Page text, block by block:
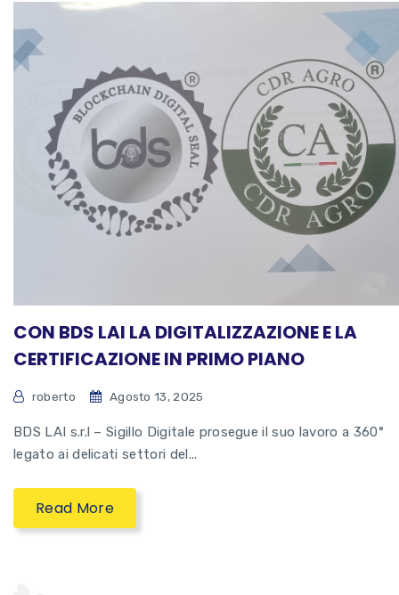
CON BDS LAI LA DIGITALIZZAZIONE E LA
CERTIFICAZIONE IN PRIMO PIANO
roberto Agosto 13, 2025
BDS LAI s.r.l – Sigillo Digitale prosegue il suo lavoro a 360°
legato ai delicati settori del...
Read More